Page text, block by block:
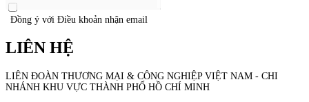
Đồng ý với Điều khoản nhận email
LIÊN HỆ
LIÊN ĐOÀN THƯƠNG MẠI & CÔNG NGHIỆPVIỆT NAM - CHI
NHÁNH KHU VỰC THÀNH PHỐ HỒ CHÍ MINH